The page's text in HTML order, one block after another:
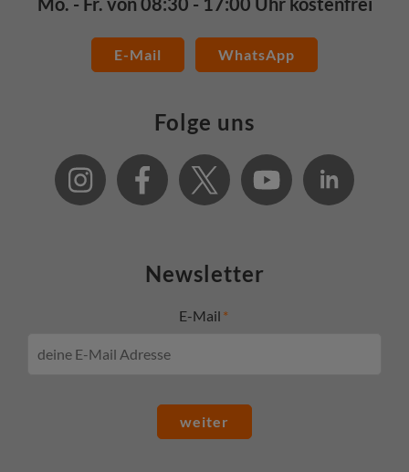
E-Mail WhatsApp
Folge uns
Newsletter
E-Mail
weiter